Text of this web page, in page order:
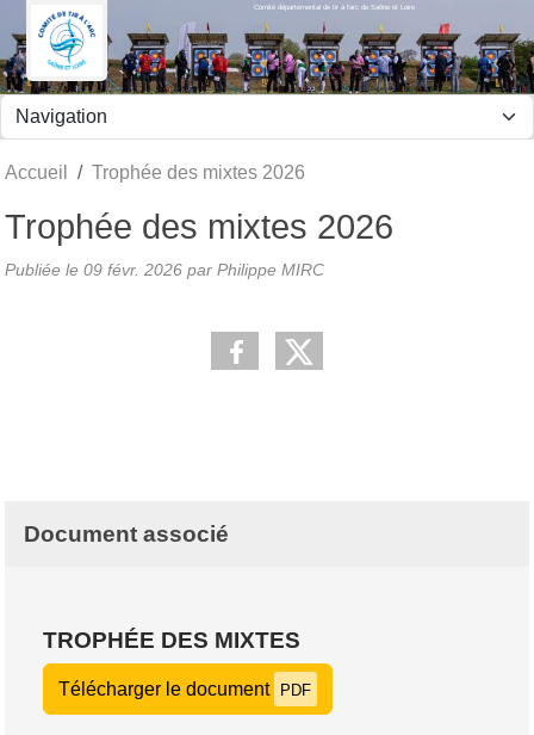
Comité départemental de tir à l'arc de Saône et Loire
Accueil Trophée des mixtes 2026
Trophée des mixtes 2026
Publiée le 09 févr. 2026 par Philippe MIRC
Document associé
TROPHÉE DES MIXTES
Télécharger le document PDF
Panneau de gestion des cookies